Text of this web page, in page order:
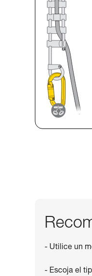
- Utilice un
- Escoja el